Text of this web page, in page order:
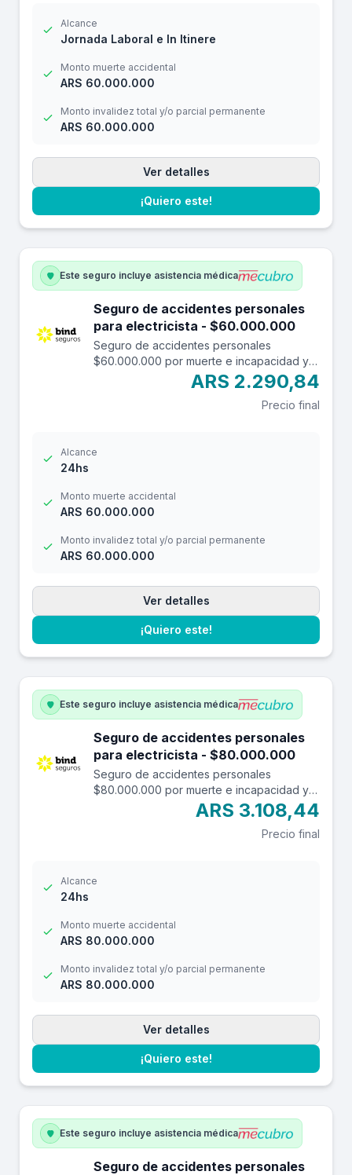
Alcance
Jornada Laboral e In Itinere
Monto muerte accidental
ARS 60.000.000
Monto invalidez total y/o parcial permanente
ARS 60.000.000
Ver detalles
¡Quiero este!
Este seguro incluye asistencia médica
Seguro de accidentes personales
para electricista - $60.000.000
Seguro de accidentes personales
$60.000.000 por muerte e incapacidad y
$7.000.000 por reembolso de gastos
médicos con una franquicia de $3.000.-
ARS 2.290,84
Precio final
Alcance
24hs
Monto muerte accidental
ARS 60.000.000
Monto invalidez total y/o parcial permanente
ARS 60.000.000
Ver detalles
¡Quiero este!
Este seguro incluye asistencia médica
Seguro de accidentes personales
para electricista - $80.000.000
Seguro de accidentes personales
$80.000.000 por muerte e incapacidad y
$10.000.000 por reembolso de gastos
médicos con una franquicia de $3.000.-
ARS 3.108,44
Precio final
Alcance
24hs
Monto muerte accidental
ARS 80.000.000
Monto invalidez total y/o parcial permanente
ARS 80.000.000
Ver detalles
¡Quiero este!
Este seguro incluye asistencia médica
Seguro de accidentes personales